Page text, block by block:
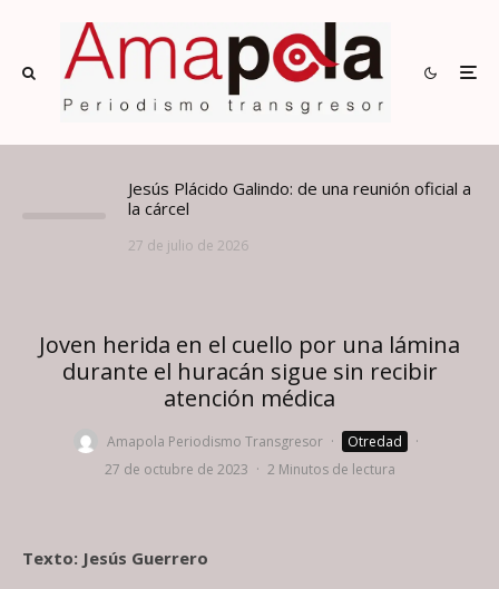
Jesús Plácido Galindo: de una reunión oficial a
la cárcel
27 de julio de 2026
Joven herida en el cuello por una lámina
durante el huracán sigue sin recibir
atención médica
Amapola Periodismo Transgresor · Otredad
·
27 de octubre de 2023 · 2 Minutos de lectura
Texto: Jesús Guerrero